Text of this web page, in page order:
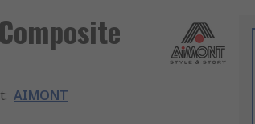
: AIMONT